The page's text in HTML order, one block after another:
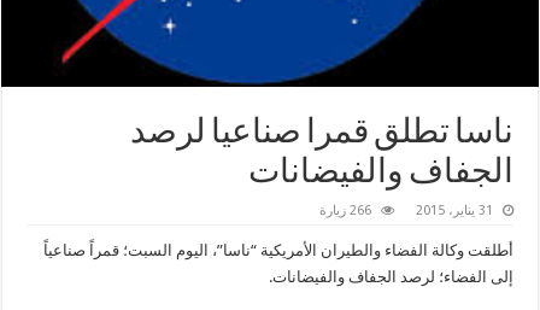
ناسا تطلق قمرا صناعيا لرصد
الجفاف والفيضانات
31 يناير، 2015 266 زيارة
أطلقت وكالة الفضاء والطيران الأمريكية “ناسا”، اليوم السبت؛ قمراً صناعياً
إلى الفضاء؛ لرصد الجفاف والفيضانات.